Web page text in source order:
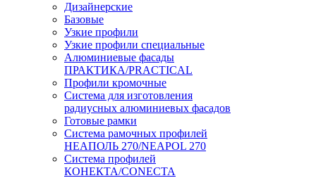
Дизайнерские
Базовые
Узкие профили
Узкие профили специальные
Алюминиевые фасады
ПРАКТИКА/PRACTICAL
Профили кромочные
Система для изготовления
радиусных алюминиевых фасадов
Готовые рамки
Система рамочных профилей
НЕАПОЛЬ 270/NEAPOL 270
Система профилей
КОНЕКТА/CONECTA